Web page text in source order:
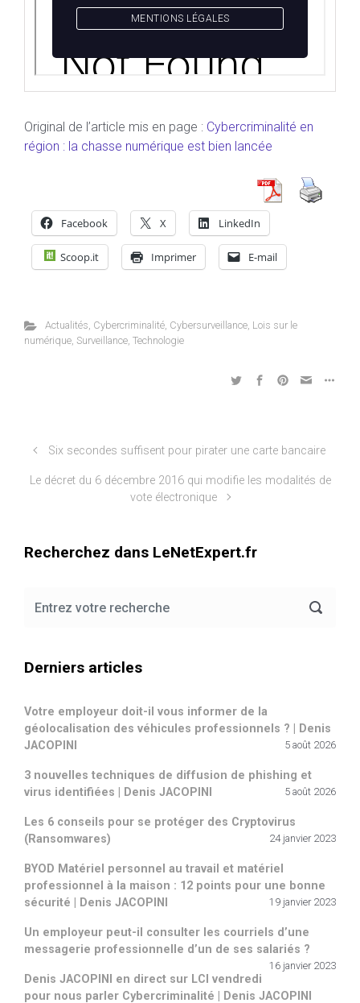
Original de l’article mis en page : Cybercriminalité en
région : la chasse numérique est bien lancée
Facebook X LinkedIn
Scoop.it Imprimer E-mail
Actualités, Cybercriminalité, Cybersurveillance, Lois sur le
numérique, Surveillance, Technologie
Six secondes suffisent pour pirater une carte bancaire
Le décret du 6 décembre 2016 qui modifie les modalités de
vote électronique
Recherchez dans LeNetExpert.fr
Derniers articles
Votre employeur doit-il vous informer de la
géolocalisation des véhicules professionnels ? | Denis
JACOPINI
5 août 2026
3 nouvelles techniques de diffusion de phishing et
virus identifiées | Denis JACOPINI
5 août 2026
Les 6 conseils pour se protéger des Cryptovirus
(Ransomwares)
24 janvier 2023
BYOD Matériel personnel au travail et matériel
professionnel à la maison : 12 points pour une bonne
sécurité | Denis JACOPINI
19 janvier 2023
Un employeur peut-il consulter les courriels d’une
messagerie professionnelle d’un de ses salariés ?
16 janvier 2023
Denis JACOPINI en direct sur LCI vendredi
pour nous parler Cybercriminalité | Denis JACOPINI